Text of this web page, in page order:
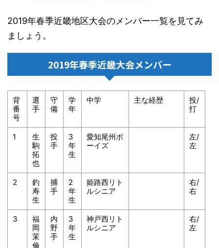
2019年春季近畿地区大会のメンバー一覧を見てみ
ましょう。
2019年春季近畿大会メンバー
背
番
号
選
手
守
備
学
年
中学 主な経歴
投/
打
1
生
駒
拓
也
投
手
3
年
生
愛知尾州ボ
ーイズ
左/
左
2
釣
寿
生
捕
手
2
年
生
姫路西リト
ルシニア
右/
右
3
福
岡
茉
倫
内
野
手
3
年
生
神戸西リト
ルシニア
右/
左